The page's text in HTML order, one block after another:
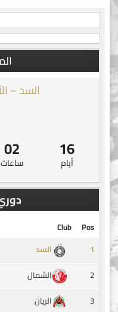
السد –
16
أيام
02
ساعات
Pos
Club
1
السد
2
الشمال
3
الريان